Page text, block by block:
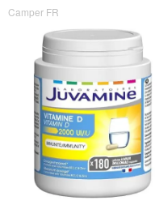
Camper FR